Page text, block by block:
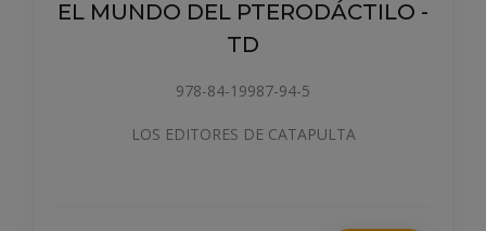
EL MUNDO DEL PTERODÁCTILO -
TD
978-84-19987-94-5
LOS EDITORES DE CATAPULTA